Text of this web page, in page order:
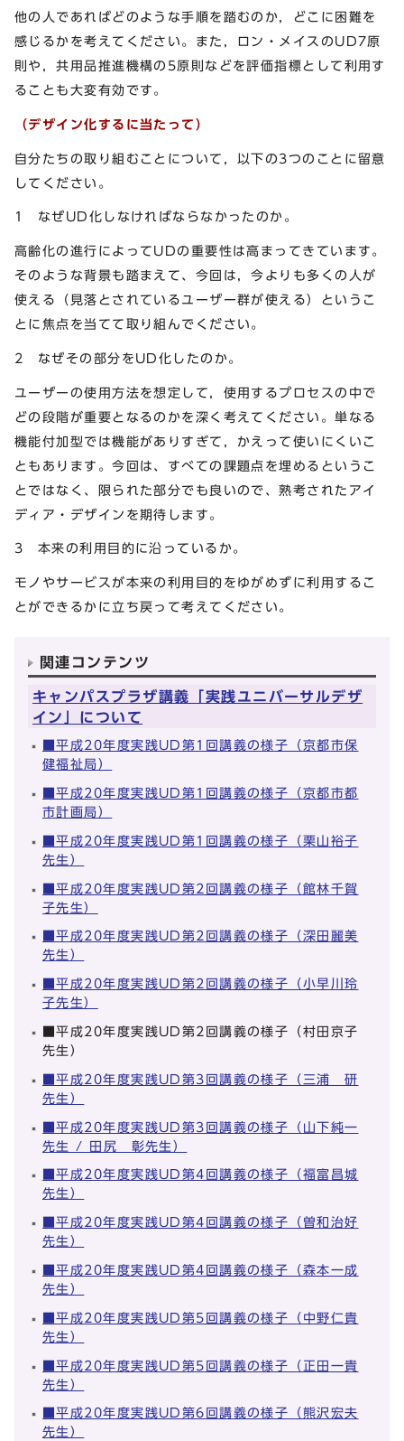
他の人であればどのような手順を踏むのか，どこに困難を
感じるかを考えてください。また，ロン・メイスのUD7原
則や，共用品推進機構の5原則などを評価指標として利用す
ることも大変有効です。
（デザイン化するに当たって）
自分たちの取り組むことについて，以下の3つのことに留意
してください。
1 なぜUD化しなければならなかったのか。
高齢化の進行によってUDの重要性は高まってきています。
そのような背景も踏まえて、今回は，今よりも多くの人が
使える（見落とされているユーザー群が使える）というこ
とに焦点を当てて取り組んでください。
2 なぜその部分をUD化したのか。
ユーザーの使用方法を想定して，使用するプロセスの中で
どの段階が重要となるのかを深く考えてください。単なる
機能付加型では機能がありすぎて，かえって使いにくいこ
ともあります。今回は、すべての課題点を埋めるというこ
とではなく、限られた部分でも良いので、熟考されたアイ
ディア・デザインを期待します。
3 本来の利用目的に沿っているか。
モノやサービスが本来の利用目的をゆがめずに利用するこ
とができるかに立ち戻って考えてください。
関連コンテンツ
キャンパスプラザ講義「実践ユニバーサルデザ
イン」について
■平成20年度実践UD第1回講義の様子（京都市保
健福祉局）
■平成20年度実践UD第1回講義の様子（京都市都
市計画局）
■平成20年度実践UD第1回講義の様子（栗山裕子
先生）
■平成20年度実践UD第2回講義の様子（館林千賀
子先生）
■平成20年度実践UD第2回講義の様子（深田麗美
先生）
■平成20年度実践UD第2回講義の様子（小早川玲
子先生）
■平成20年度実践UD第2回講義の様子（村田京子
先生）
■平成20年度実践UD第3回講義の様子（三浦 研
先生）
■平成20年度実践UD第3回講義の様子（山下純一
先生 / 田尻 彰先生）
■平成20年度実践UD第4回講義の様子（福富昌城
先生）
■平成20年度実践UD第4回講義の様子（曽和治好
先生）
■平成20年度実践UD第4回講義の様子（森本一成
先生）
■平成20年度実践UD第5回講義の様子（中野仁貴
先生）
■平成20年度実践UD第5回講義の様子（正田一貴
先生）
■平成20年度実践UD第6回講義の様子（熊沢宏夫
先生）